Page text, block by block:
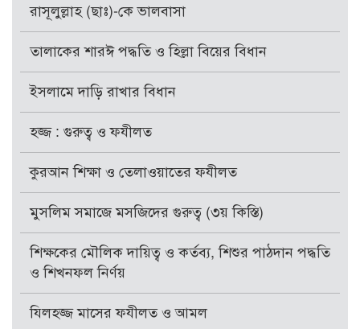
রাসূলুল্লাহ (ছাঃ)-কে ভালবাসা
তালাকের শারঈ পদ্ধতি ও হিল্লা বিয়ের বিধান
ইসলামে দাড়ি রাখার বিধান
হজ্জ : গুরুত্ব ও ফযীলত
কুরআন শিক্ষা ও তেলাওয়াতের ফযীলত
মুসলিম সমাজে মসজিদের গুরুত্ব (৩য় কিস্তি)
শিক্ষকের মৌলিক দায়িত্ব ও কর্তব্য, শিশুর পাঠদান পদ্ধতি
ও শিখনফল নির্ণয়
যিলহজ্জ মাসের ফযীলত ও আমল